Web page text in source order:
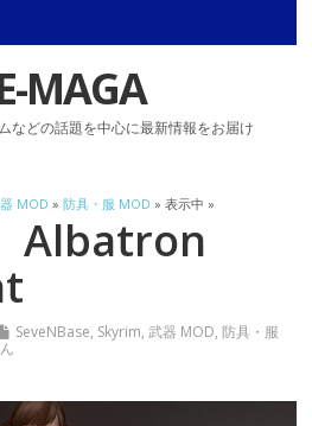
MAGA
などの話題を中心に最新情報をお届け
MOD »防具・服 MOD » 表示中 »
Albatron
SeveNBase, Skyrim,武器 MOD,防具・服